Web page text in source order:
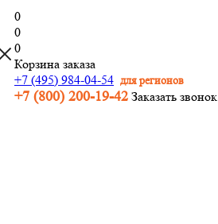
0
0
0
Корзина заказа
+7 (495) 984-04-54 для регионов
+7 (800) 200-19-42 Заказать звонок